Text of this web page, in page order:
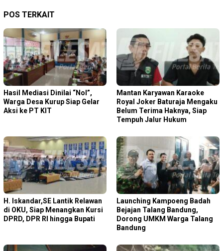
POS TERKAIT
Hasil Mediasi Dinilai “Nol”,
Warga Desa Kurup Siap Gelar
Aksi ke PT KIT
Mantan Karyawan Karaoke
Royal Joker Baturaja Mengaku
Belum Terima Haknya, Siap
Tempuh Jalur Hukum
H. Iskandar,SE Lantik Relawan
di OKU, Siap Menangkan Kursi
DPRD, DPR RI hingga Bupati
Launching Kampoeng Badah
Bejajan Talang Bandung,
Dorong UMKM Warga Talang
Bandung